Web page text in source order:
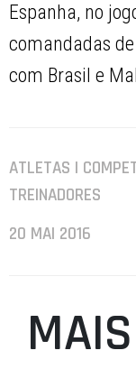
Espanha, no
comandadas
com Brasil e
ATLETAS |
TREINADORES
20 MAI 2016